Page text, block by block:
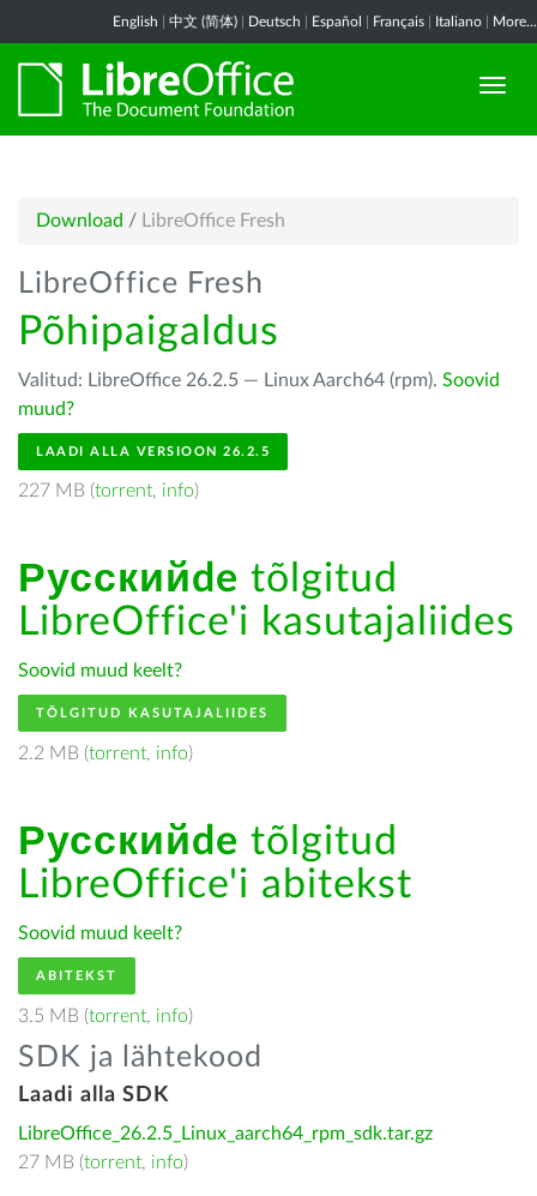
English 中文 (简体) Deutsch Español Français Italiano More...
Download / LibreOffice Fresh
LibreOffice Fresh
Põhipaigaldus
Valitud: LibreOffice 26.2.5 — Linux Aarch64 (rpm). Soovid
muud?
LAADI ALLA VERSIOON 26.2.5
227 MB (torrent, info)
Русскийde tõlgitud
LibreOffice'i kasutajaliides
Soovid muud keelt?
TÕLGITUD KASUTAJALIIDES
2.2 MB (torrent, info)
Русскийde tõlgitud
LibreOffice'i abitekst
Soovid muud keelt?
ABITEKST
3.5 MB (torrent, info)
SDK ja lähtekood
Laadi alla SDK
LibreOffice_26.2.5_Linux_aarch64_rpm_sdk.tar.gz
27 MB (torrent, info)